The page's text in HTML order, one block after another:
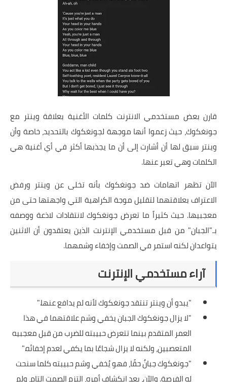
قارن بعض مستخدمي الانترنت كلمات الأغنية بعلاقة وينتر مع
جونغكوك، حيث زعموا أنها موجهة لجونغكوك بالتحديد، خاصة وأن
وينتر سبق لها أن أشارت إلى أن ما يجذبها أكثر في أي أغنية هي
الكلمات وهي تعبر عنها.
الآن تظهر اتهامات ضد جونغكوك بأنه تخلى عن وينتر ورفض
الاعتراف بعلاقتهما لتقليل موجة الكراهية التي واجهتها حتى من
معجبيها. حيث كثيراً ما تعرض جونغكوك لانتقادات لاذعة ووصفه
بـ"الجبان" من قبل مستخدمي الإنترنت الذين يعتقدون أن الاثنين
يتواعدان لكنه استمر في الصمت وإخفاء وشمهما.
آراء مستخدمي الإنترنت
"يبدو أن وينتر تنتقد جونغكوك لأنه لم يدافع عنها."
"لا يزال جونغكوك الجبان يخفي وشم علاقتهما في هذا
العمر المتقدم بينما تتعرض حبيبته للضرب من قبل معجبيه
المتعصبين، ولكنه لا يزال شجاعًا بما يكفي لعدم إخفائه."
"جونغكوك جبانٌ حقًا، فهو يُخفي وشم حبيبته كلما سنحت
له الفرصة. والآن، بعد انكشاف أمره، التزم الصمت التام، ولم